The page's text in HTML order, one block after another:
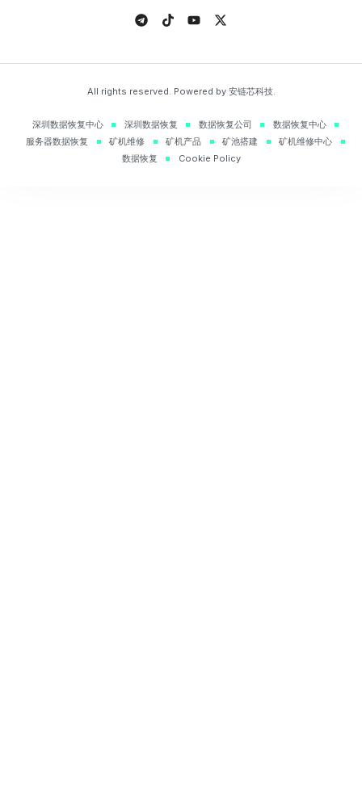
All rights reserved. Powered by 安链芯科技.
深圳数据恢复中心 深圳数据恢复 数据恢复公司
数据恢复中心
服务器数据恢复
矿机维修 矿机产品 矿池搭建
矿机维修中心
数据恢复
Cookie Policy